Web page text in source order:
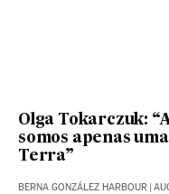
Olga Tokarczuk:
somos apenas
Terra”
BERNA GONZÁLEZ HARBOUR